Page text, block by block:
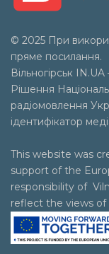
© 2025 При
пряме посилання.
Вільногірськ IN.UA
Рішення
радіомовлення
ідентифікатор
This website was
support of the
responsibility of
reflect the views of